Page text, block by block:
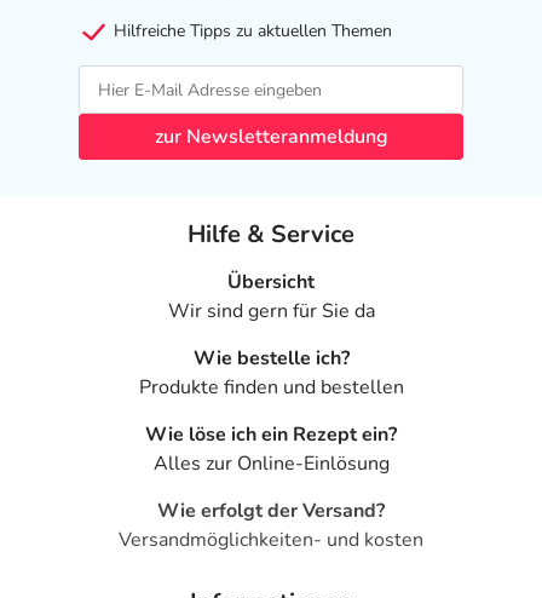
Gegenanzeige in sich birgt.
Nebenwirkungen
Welche unerwünschten Wirkungen können auftreten?
- Durchfall durch Arzneimittel
- Gewichtszunahme
- Zähneknirschen
- Kopfschmerzen
- Schwindelgefühl
- Mundtrockenheit
Hilfreiche Tipps zu aktuellen Themen
zur Newsletteranmeldung
Hilfe & Service
Übersicht
Wir sind gern für Sie da
Wie bestelle ich?
Produkte finden und bestellen
Wie löse ich ein Rezept ein?
Alles zur Online-Einlösung
Wie erfolgt der Versand?
Versandmöglichkeiten- und kosten